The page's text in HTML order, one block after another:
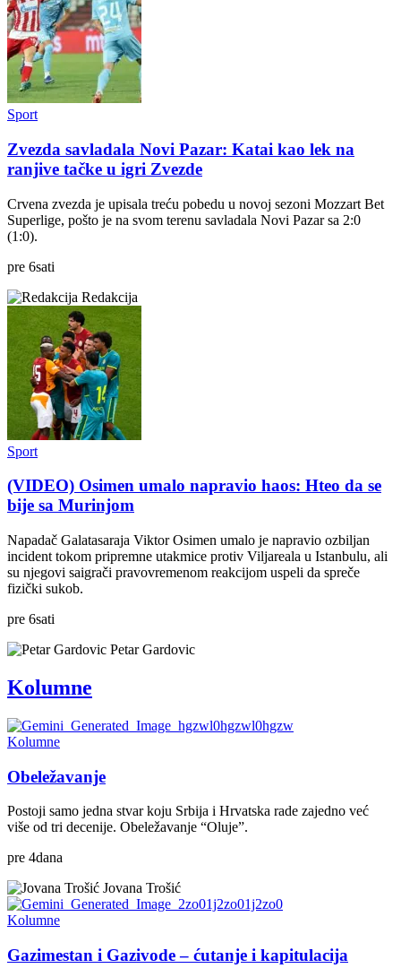
Sport
Zvezda savladala Novi Pazar: Katai kao lek na
ranjive tačke u igri Zvezde
Crvena zvezda je upisala treću pobedu u novoj sezoni Mozzart Bet
Superlige, pošto je na svom terenu savladala Novi Pazar sa 2:0
(1:0).
pre 6sati
Redakcija
Sport
(VIDEO) Osimen umalo napravio haos: Hteo da se
bije sa Murinjom
Napadač Galatasaraja Viktor Osimen umalo je napravio ozbiljan
incident tokom pripremne utakmice protiv Viljareala u Istanbulu, ali
su njegovi saigrači pravovremenom reakcijom uspeli da spreče
fizički sukob.
pre 6sati
Petar Gardovic
Kolumne
Kolumne
Obeležavanje
Postoji samo jedna stvar koju Srbija i Hrvatska rade zajedno već
više od tri decenije. Obeležavanje “Oluje”.
pre 4dana
Jovana Trošić
Kolumne
Gazimestan i Gazivode – ćutanje i kapitulacija